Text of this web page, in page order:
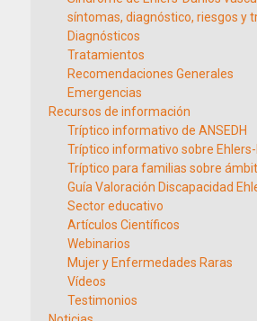
síntomas, diagnóstico, riesgos y
Diagnósticos
Tratamientos
Recomendaciones Generales
Emergencias
Recursos de información
Tríptico informativo de ANSEDH
Tríptico informativo sobre
Tríptico para familias sobre
Guía Valoración Discapacidad
Sector educativo
Artículos Científicos
Webinarios
Mujer y Enfermedades Raras
Vídeos
Testimonios